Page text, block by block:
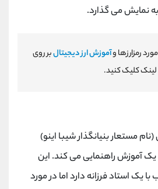
نمایش می گذارد.
رمزارزها وآموزش ارز دیجیتالبر روی
لینک کلیک کنید.
مستعار بنیانگذار شیبا اینو)
یک آموزش راهنمایی می کند. این
استاد فرزانه دارد اما در مورد